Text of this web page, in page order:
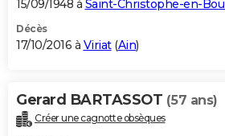
15/09/1948 à Saint-Christophe-en-
Décès
17/10/2016 à Viriat(Ain)
Gerard BARTASSOT (57 ans)
Créer une cagnotte obsèques